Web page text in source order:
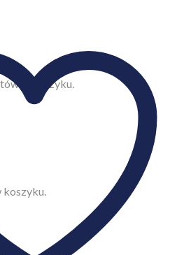
w koszyku.